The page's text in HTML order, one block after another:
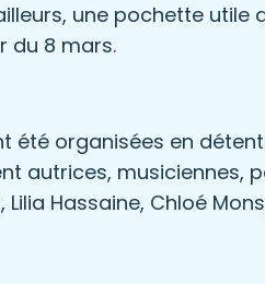
une pochette utile
du 8 mars.
été organisées en
autrices, musiciennes,
Lilia Hassaine, Chloé